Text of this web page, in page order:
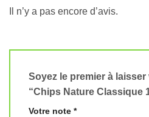
Il n’y a pas encore d’avis.
Soyez le premier à
“Chips Nature Classique
Votre note *